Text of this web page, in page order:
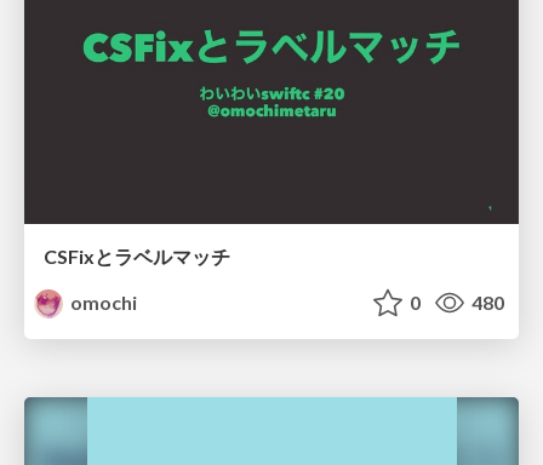
CSFixとラベルマッチ
omochi
0 480